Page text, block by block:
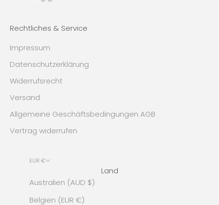
Rechtliches & Service
Impressum
Datenschutzerklärung
Widerrufsrecht
Versand
Allgemeine Geschäftsbedingungen AGB
Vertrag widerrufen
EUR €
Land
Australien (AUD $)
Belgien (EUR €)